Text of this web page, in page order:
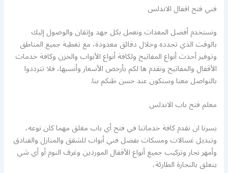
فني فتح اقفال الاندلس
ونستخدم أفضل المعدات ونعمل بكل جهد وإتقان والوصول إليك
بالوقت الذي تحدده وخلال دقائق معدودة، مع تغطية جميع المناطق
وتوفير أحدث أنواع المفاتيح ولكافة أنواع الأبواب والخزن وكافة خدمات
الأقفال والمفاتيح ونقدم ها لكم بأرخص الأسعار وأنسبها، فلا تترددوا
بالتواصل معنا وسنكون عند حسن ظنكم بنا.
معلم فتح باب الاندلس
يسرنا ان نقدم كافة خدماتنا في فتح أي باب مغلق مهما كان نوعه،
وتبديل غسالات ومسكات بفضل فني أبواب للشقق والمنازل والفنادق
وأمهر نجار وتركيب جميع أنواع الأقفال الموردين وغرف النوم أو أي شي
يتعلق بالنجارة الطارئة،